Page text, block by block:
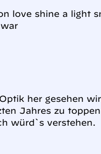
love shine a light
her gesehen
Jahres zu
würd`s verstehen.